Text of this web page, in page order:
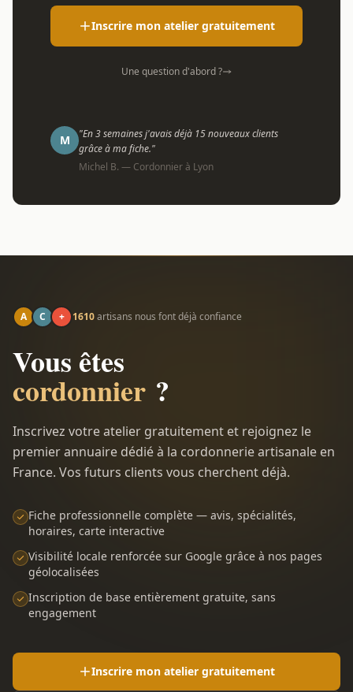
Inscrire mon atelier gratuitement
Une question d'abord ?
M
"En 3 semaines j'avais déjà 15 nouveaux clients
grâce à ma fiche."
Michel B. — Cordonnier à Lyon
A C + 1610artisans nous font déjà confiance
Vous êtes
cordonnier ?
Inscrivez votre atelier gratuitement et rejoignez le
premier annuaire dédié à la cordonnerie artisanale en
France. Vos futurs clients vous cherchent déjà.
Fiche professionnelle complète — avis, spécialités,
horaires, carte interactive
Visibilité locale renforcée sur Google grâce à nos pages
géolocalisées
Inscription de base entièrement gratuite, sans
engagement
Inscrire mon atelier gratuitement